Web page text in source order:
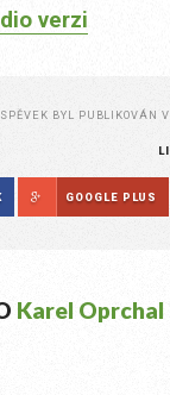
verzi
BYL PUBLIKOVÁN V
GOOGLE PLUS
Karel Oprchal